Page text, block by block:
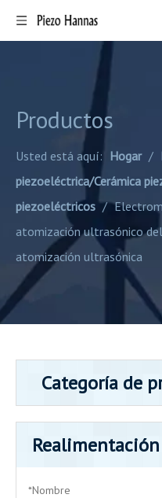
Productos
Usted está aquí: Hogar /
piezoeléctrica/Cerámica
piezoeléctricos /
atomización ultrasónico
atomización ultrasónica
Categoría de
Realimentación